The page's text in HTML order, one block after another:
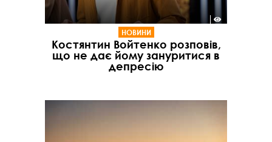
НОВИНИ
Костянтин Войтенко розповів,
що не дає йому зануритися в
депресію